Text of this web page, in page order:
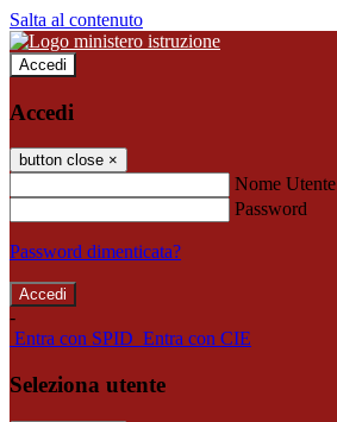
Salta al contenuto
Accedi
Accedi
button close ×
Nome Utente
Password
Password dimenticata?
-
Entra con SPID Entra con CIE
Seleziona utente